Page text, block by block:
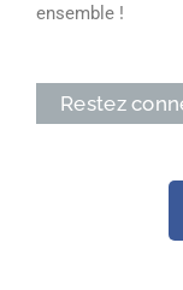
ensemble !
Restez